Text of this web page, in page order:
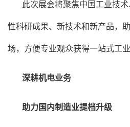
此次展会将聚焦中国工业技
性科研成果、新技术和新产品，
场，方便专业观众获得一站式工
深耕机电业务
助力国内制造业提档升级